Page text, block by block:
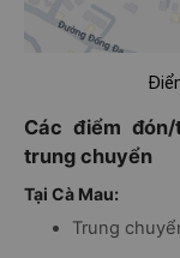
Các điểm
trung chuyển
Tại Cà Mau:
Trung